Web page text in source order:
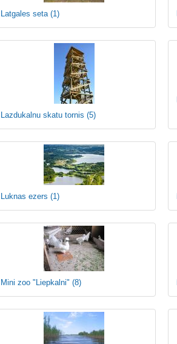
Latgales seta (1)
Lazdukalnu skatu tornis (5)
Luknas ezers (1)
Mini zoo "Liepkalni" (8)